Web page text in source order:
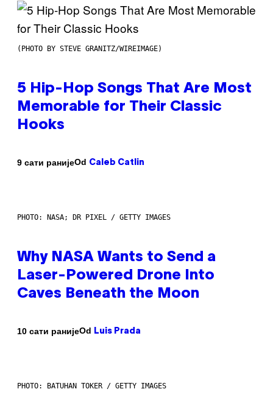
(PHOTO BY STEVE GRANITZ/WIREIMAGE)
5 Hip-Hop Songs That Are Most
Memorable for Their Classic
Hooks
9 сати ранијеOd Caleb Catlin
PHOTO: NASA; DR PIXEL / GETTY IMAGES
Why NASA Wants to Send a
Laser-Powered Drone Into
Caves Beneath the Moon
10 сати ранијеOd Luis Prada
PHOTO: BATUHAN TOKER / GETTY IMAGES